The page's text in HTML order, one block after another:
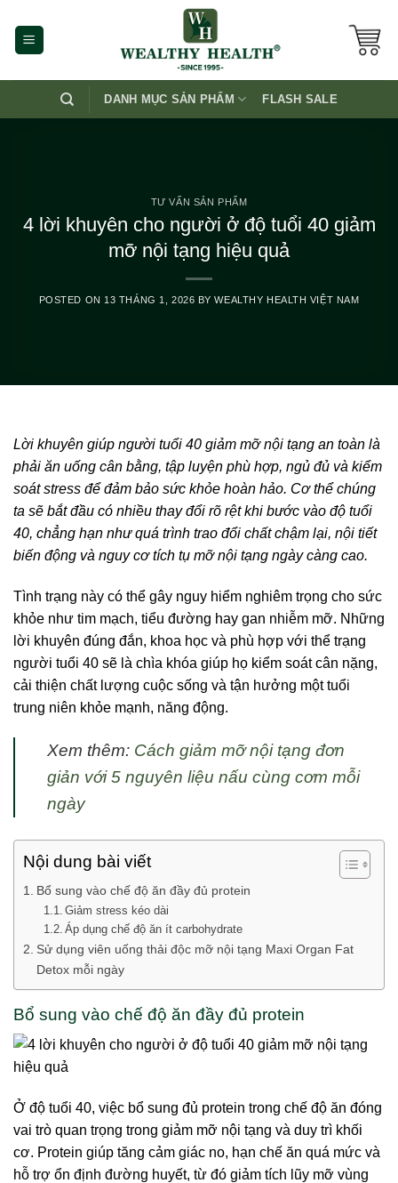
content
DANH MỤC SẢN PHẨM FLASH SALE
TƯ VẤN SẢN PHẨM
4 lời khuyên cho người ở độ tuổi 40 giảm
mỡ nội tạng hiệu quả
POSTED ON 13 THÁNG 1, 2026 BYWEALTHY HEALTH VIỆT NAM
Lời khuyên giúp người tuổi 40 giảm mỡ nội tạng an toàn là
phải ăn uống cân bằng, tập luyện phù hợp, ngủ đủ và kiểm
soát stress để đảm bảo sức khỏe hoàn hảo. Cơ thể chúng
ta sẽ bắt đầu có nhiều thay đổi rõ rệt khi bước vào độ tuổi
40, chẳng hạn như quá trình trao đổi chất chậm lại, nội tiết
biến động và nguy cơ tích tụ mỡ nội tạng ngày càng cao.
Tình trạng này có thể gây nguy hiểm nghiêm trọng cho sức
khỏe như tim mạch, tiểu đường hay gan nhiễm mỡ. Những
lời khuyên đúng đắn, khoa học và phù hợp với thể trạng
người tuổi 40 sẽ là chìa khóa giúp họ kiểm soát cân nặng,
cải thiện chất lượng cuộc sống và tận hưởng một tuổi
trung niên khỏe mạnh, năng động.
Xem thêm: Cách giảm mỡ nội tạng đơn
giản với 5 nguyên liệu nấu cùng cơm mỗi
ngày
Nội dung bài viết
Bổ sung vào chế độ ăn đầy đủ protein
Giảm stress kéo dài
Áp dụng chế độ ăn ít carbohydrate
Sử dụng viên uống thải độc mỡ nội tạng Maxi Organ Fat
Detox mỗi ngày
Bổ sung vào chế độ ăn đầy đủ protein
Ở độ tuổi 40, việc bổ sung đủ protein trong chế độ ăn đóng
vai trò quan trọng trong giảm mỡ nội tạng và duy trì khối
cơ. Protein giúp tăng cảm giác no, hạn chế ăn quá mức và
hỗ trợ ổn định đường huyết, từ đó giảm tích lũy mỡ vùng